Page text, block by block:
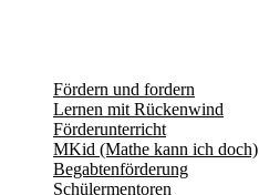
Fördern und fordern
Lernen mit Rückenwind
Förderunterricht
MKid (Mathe kann ich doch)
Begabtenförderung
Schülermentoren